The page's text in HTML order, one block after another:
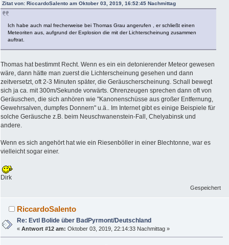
Zitat von: RiccardoSalento am Oktober 03, 2019, 16:52:45 Nachmittag
Ich habe auch mal frecherweise bei Thomas Grau angerufen , er schließt einen
Meteoriten aus, aufgrund der Explosion die mit der Lichterscheinung zusammen
auftrat.
Thomas hat bestimmt Recht. Wenn es ein ein detonierender Meteor gewesen
wäre, dann hätte man zuerst die Lichterscheinung gesehen und dann
zeitversetzt, oft 2-3 Minuten später, die Geräuscherscheinung. Schall bewegt
sich ja ca. mit 300m/Sekunde vorwärts. Ohrenzeugen sprechen dann oft von
Geräuschen, die sich anhören wie "Kanonenschüsse aus großer Entfernung,
Gewehrsalven, dumpfes Donnern" u.ä.. Im Internet gibt es einige Beispiele für
solche Geräusche z.B. beim Neuschwanenstein-Fall, Chelyabinsk und
andere.
Wenn es sich angehört hat wie ein Riesenböller in einer Blechtonne, war es
vielleicht sogar einer.
Dirk
Gespeichert
RiccardoSalento
Re: Evtl Bolide über BadPyrmont/Deutschland
«Antwort #12 am: Oktober 03, 2019, 22:14:33 Nachmittag »